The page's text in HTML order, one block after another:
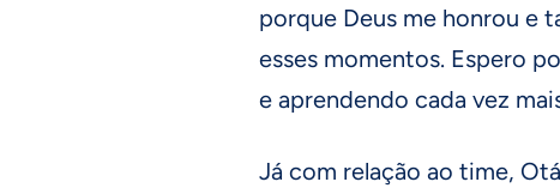
porque Deus me honrou e
esses momentos. Espero
e aprendendo cada vez
Já com relação ao time,